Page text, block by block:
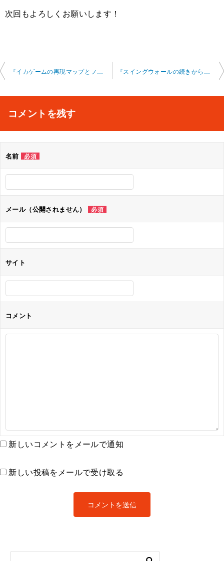
次回もよろしくお願いします！
投
ビ
シ
『イカゲームの再現マップとフラテッドの隠し保管庫について』フォートナイトオ ンラインレッスン 2025-02-16-0010-0029 『スイングウォールの続きから横跳びを混ぜた派生形の建築について』フォートナ イトオンラインレッスン 2025-02-17-0010-0024
コメントを残す
名前 必須
メール（公開されません） 必須
サイト
コメント
新しいコメントをメールで通知
新しい投稿をメールで受け取る